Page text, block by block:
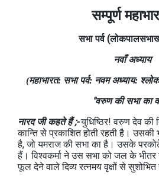
सम्पूर्ण
सभापर्व
नवाँ अध्याय
(महाभारत: सभा पर्व: नवम अध्याय:
"वरुण की सभा का
नारद जी कहते हैं ;-युधिष्ठिर! वरुण देव की
कान्ति से प्रकाशित होती रहती है। उसकी
है, जो यमराज की सभा का है। उसके
हैं। विश्वकर्मा ने उस सभा को जल के
फूल देने वाले दिव्य रत्नमय वृक्षों से सुशोभित